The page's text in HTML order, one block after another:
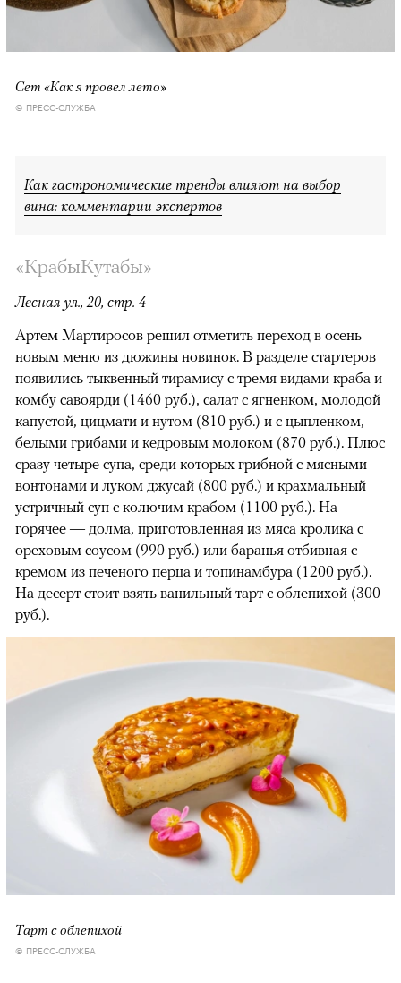
Сет «Как я провел лето»
© ПРЕСС-СЛУЖБА
Как гастрономические тренды влияют на выбор
вина: комментарии экспертов
«КрабыКутабы»
Лесная ул., 20, стр. 4
Артем Мартиросов решил отметить переход в осень
новым меню из дюжины новинок. В разделе стартеров
появились тыквенный тирамису с тремя видами краба и
комбу савоярди (1460 руб.), салат с ягненком, молодой
капустой, цицмати и нутом (810 руб.) и с цыпленком,
белыми грибами и кедровым молоком (870 руб.). Плюс
сразу четыре супа, среди которых грибной с мясными
вонтонами и луком джусай (800 руб.) и крахмальный
устричный суп с колючим крабом (1100 руб.). На
горячее — долма, приготовленная из мяса кролика с
ореховым соусом (990 руб.) или баранья отбивная с
кремом из печеного перца и топинамбура (1200 руб.).
На десерт стоит взять ванильный тарт с облепихой (300
руб.).
Тарт с облепихой
© ПРЕСС-СЛУЖБА